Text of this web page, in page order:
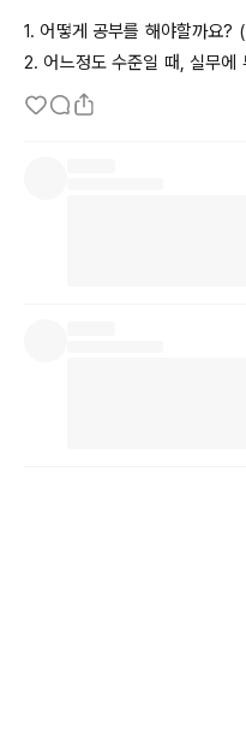
1. 어떻게 공부를 해야할까요?
2. 어느정도 수준일 때, 실무에